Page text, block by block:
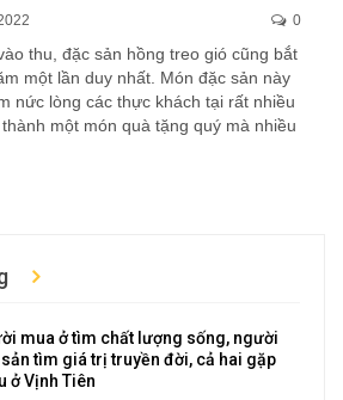
0
thu, đặc sản hồng treo gió cũng bắt
một lần duy nhất. Món đặc sản này
nức lòng các thực khách tại rất nhiều
một món quà tặng quý mà nhiều
mua ở tìm chất lượng sống, người
tìm giá trị truyền đời, cả hai gặp
ở Vịnh Tiên